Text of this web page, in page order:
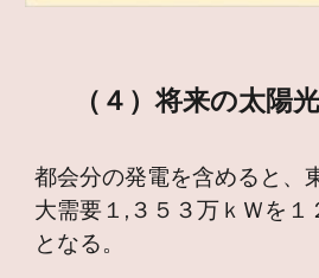
（４）将来の太陽
都会分の発電を含めると、
大需要１,３５３万ｋＷを
となる。